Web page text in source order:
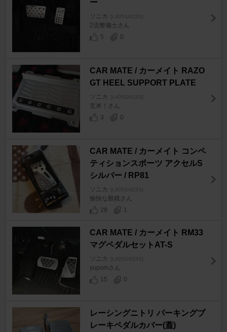
ー
ソニカ [L405S/415S]
2流整備士さん
5
0
CAR MATE / カーメイト RAZO
GT HEEL SUPPORT PLATE
ソニカ [L405S/415S]
玄米！さん
3
0
CAR MATE / カーメイト コンペ
ティションスポーツ アクセルS
シルバー / RP81
ソニカ [L405S/415S]
愉快な眼鏡さん
28
1
CAR MATE / カーメイト RM33
マグペダルセットAT-S
ソニカ [L405S/415S]
yupomさん
15
0
レーシングニトリ パーキングブ
レーキペダルカバー(蓋)